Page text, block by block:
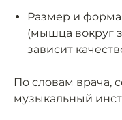
Размер и форма
(мышца вокруг
зависит
По словам врача,
музыкальный